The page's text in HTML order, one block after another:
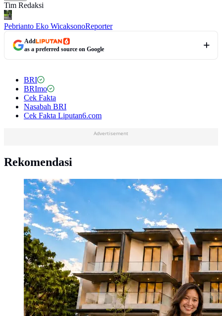
Tim Redaksi
Pebrianto Eko WicaksonoReporter
Add
as a preferred source on Google
BRI
BRImo
Cek Fakta
Nasabah BRI
Cek Fakta Liputan6.com
Advertisement
Rekomendasi